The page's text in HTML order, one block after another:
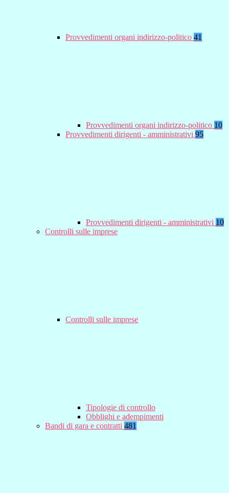
Provvedimenti organi indirizzo-politico 41
Provvedimenti organi indirizzo-politico 10
Provvedimenti dirigenti - amministrativi 95
Provvedimenti dirigenti - amministrativi 10
Controlli sulle imprese
Controlli sulle imprese
Tipologie di controllo
Obblighi e adempimenti
Bandi di gara e contratti 481